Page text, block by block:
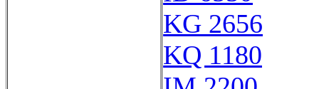
KG 2656
KQ 1180